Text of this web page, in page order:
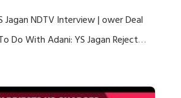
Jagan NDTV Interview | ower Deal
Do With Adani: YS Jagan Rejects